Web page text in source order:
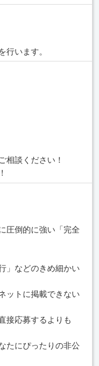
行います。
相談ください！
圧倒的に強い「完全
」などのきめ細かい
ットに掲載できない
接応募するよりも
たにぴったりの非公